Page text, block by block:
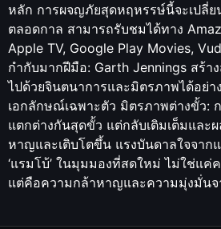
หลัก การผจญภัยสุดหฤหรรษ์นี้จะเปลี่ย
ตลอดกาล สามารถรับชมได้ทาง
Apple TV, Google Play Movies,
กำกับมากฝีมือ: Garth Jennings สร้า
ไปด้วยจินตนาการและมิตรภาพได้อย่า
เอกลักษณ์เฉพาะตัว มิตรภาพต่างขั้ว:
แตกต่างกันสุดขั้ว แต่กลับเติมเต็มและ
หาญและเติบโตขึ้น แรงบันดาลใจจาก
‘แรมโบ้’ ในมุมมองที่สดใหม่ ไม่ใช่แค่
แต่คือความกล้าหาญและความมุ่งมั่นจ